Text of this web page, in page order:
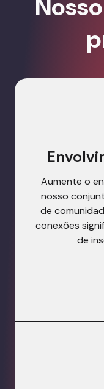
Aumente o
nosso
de
conexões
de